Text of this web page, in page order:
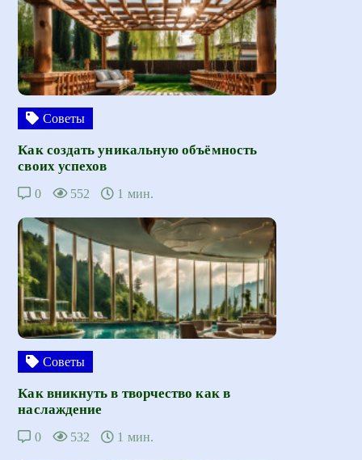
Советы
Как создать уникальную объёмность
своих успехов
0 552 1 мин.
Советы
Как вникнуть в творчество как в
наслаждение
0 532 1 мин.